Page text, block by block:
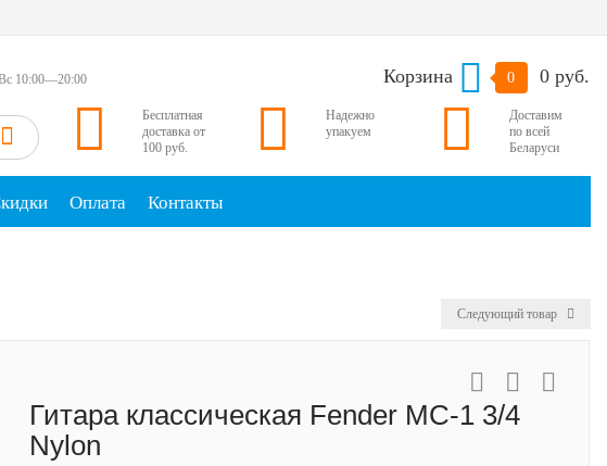
10:00—20:00 Корзина 0 0 руб.
Бесплатная
доставка от
100 руб.
Надежно
упакуем
Доставим
по всей
Беларуси
Оплата Контакты
Следующий товар
Гитара классическая Fender MC-1 3/4
Nylon